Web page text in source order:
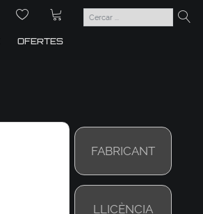
OFERTES
FABRICANT
LLICÈNCIA